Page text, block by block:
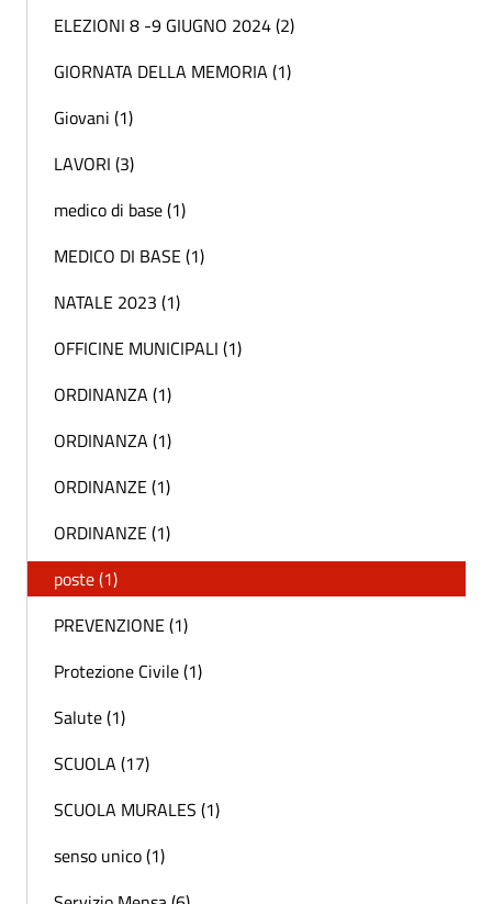
ELEZIONI 8 -9 GIUGNO 2024 (2)
GIORNATA DELLA MEMORIA (1)
Giovani (1)
LAVORI (3)
medico di base (1)
MEDICO DI BASE (1)
NATALE 2023 (1)
OFFICINE MUNICIPALI (1)
ORDINANZA (1)
ORDINANZA (1)
ORDINANZE (1)
ORDINANZE (1)
poste (1)
PREVENZIONE (1)
Protezione Civile (1)
Salute (1)
SCUOLA (17)
SCUOLA MURALES (1)
senso unico (1)